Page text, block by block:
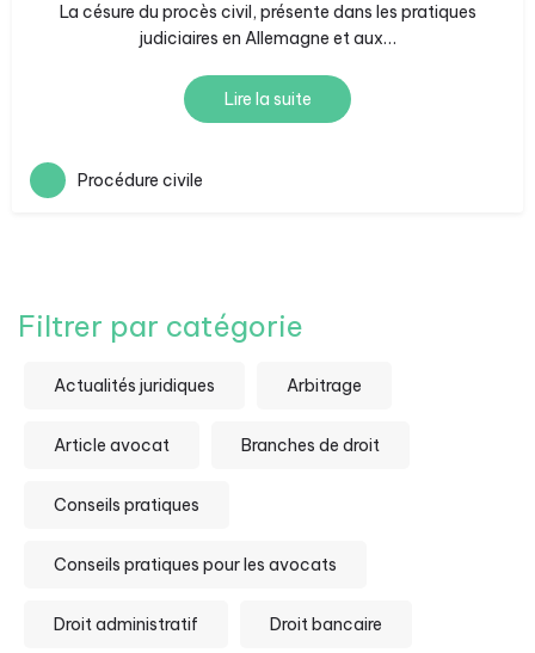
La césure du procès civil, présente dans les pratiques
judiciaires en Allemagne et aux…
Lire la suite
Procédure civile
Filtrer par catégorie
Actualités juridiques Arbitrage
Article avocat Branches de droit
Conseils pratiques
Conseils pratiques pour les avocats
Droit administratif Droit bancaire